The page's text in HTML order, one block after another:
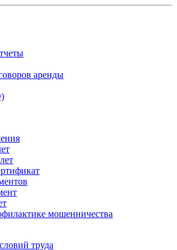
аренды
мошенничества
труда